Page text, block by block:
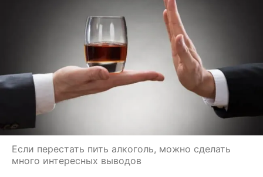
Если перестать пить алкоголь, можно сделать
много интересных выводов